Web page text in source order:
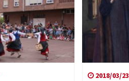
2018/03/23